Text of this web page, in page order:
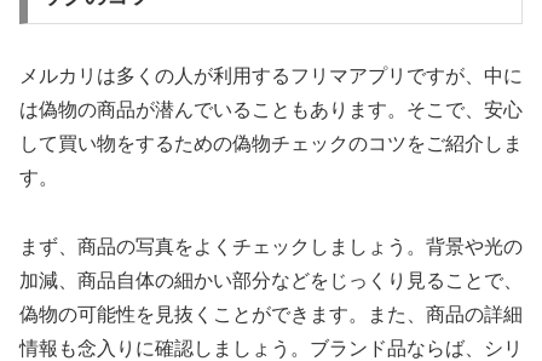
メルカリは多くの人が利用するフリマアプリですが、中に
は偽物の商品が潜んでいることもあります。そこで、安心
して買い物をするための偽物チェックのコツをご紹介しま
す。
まず、商品の写真をよくチェックしましょう。背景や光の
加減、商品自体の細かい部分などをじっくり見ることで、
偽物の可能性を見抜くことができます。また、商品の詳細
情報も念入りに確認しましょう。ブランド品ならば、シリ